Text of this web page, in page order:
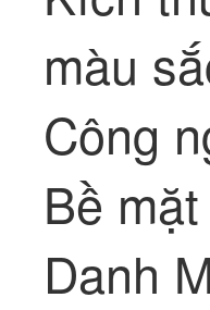
màu
Công
Bề
Danh